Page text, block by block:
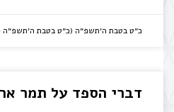
כ״ט בטבת ה׳תשפ״ה (כ״ט בטבת ה׳תשפ״ה (ינואר 29,
דברי הספד על תמר